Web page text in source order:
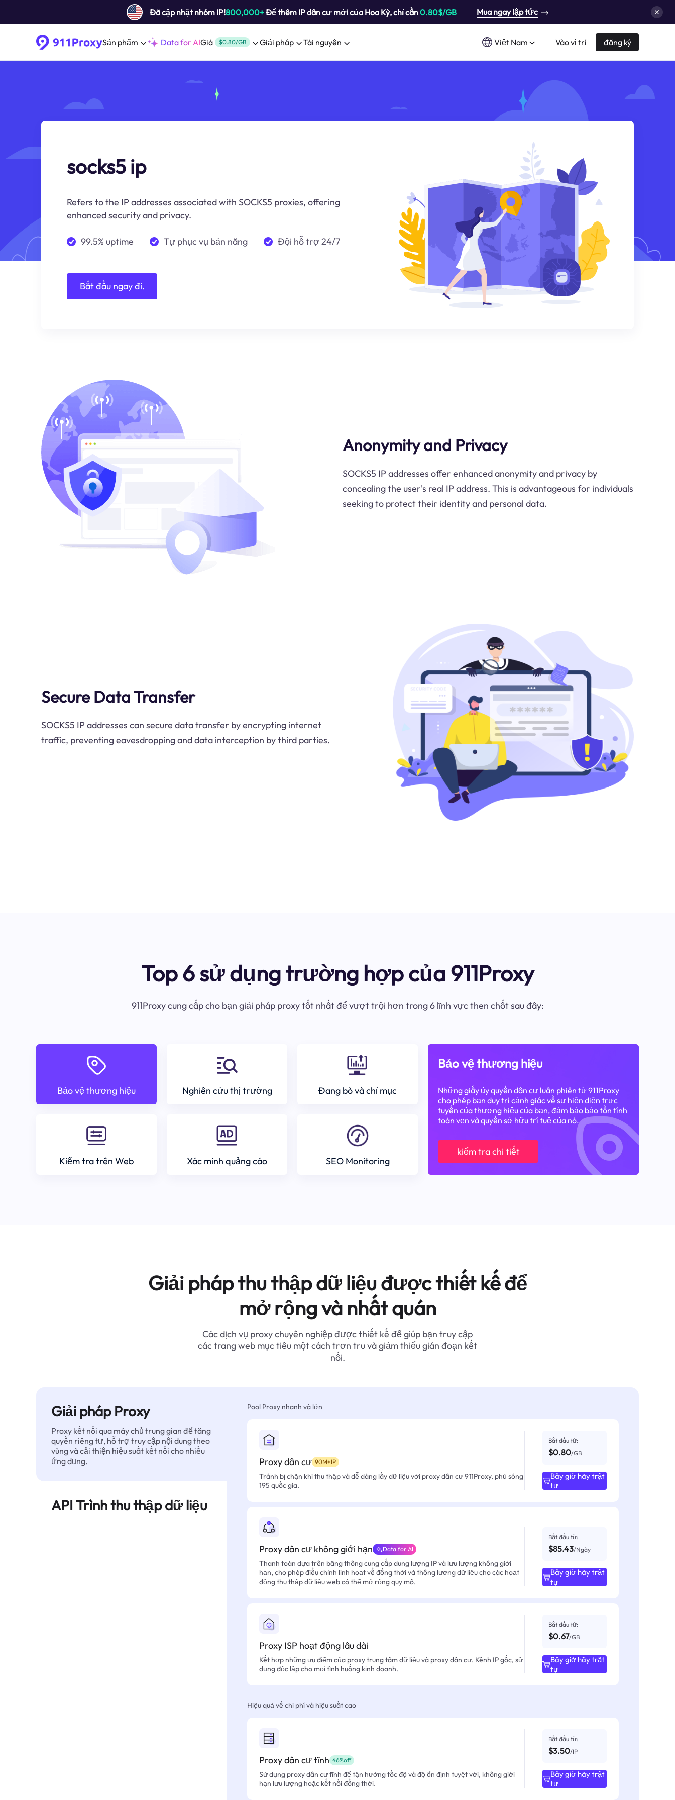
Đã cập nhật nhóm IP!800,000+Để thêm IP dân cư mới của Hoa Kỳ, chỉ cần0.80$/GB Mua ngay lập tức
Sản phẩm Data for AIGiá $0.80/GB Giải pháp Tài nguyên Việt Nam Vào vị trí đăng ký
socks5 ip
Refers to the IP addresses associated with SOCKS5 proxies, offering
enhanced security and privacy.
99.5% uptime Tự phục vụ bản năng Đội hỗ trợ 24/7
Bắt đầu ngay đi.
Anonymity and Privacy
SOCKS5 IP addresses offer enhanced anonymity and privacy by
concealing the user's real IP address. This is advantageous for individuals
seeking to protect their identity and personal data.
Secure Data Transfer
SOCKS5 IP addresses can secure data transfer by encrypting internet
traffic, preventing eavesdropping and data interception by third parties.
Top 6 sử dụng trường hợp của 911Proxy
911Proxy cung cấp cho bạn giải pháp proxy tốt nhất để vượt trội hơn trong 6 lĩnh vực then chốt sau đây:
Bảo vệ thương hiệu Nghiên cứu thị trường Đang bò và chỉ mục
Kiểm tra trên Web Xác minh quảng cáo SEO Monitoring
Bảo vệ thương hiệu
Những giấy ủy quyền dân cư luân phiên từ 911Proxy
cho phép bạn duy trì cảnh giác về sự hiện diện trực
tuyến của thương hiệu của bạn, đảm bảo bảo tồn tính
toàn vẹn và quyền sở hữu trí tuệ của nó.
kiểm tra chi tiết
Giải pháp thu thập dữ liệu được thiết kế để
mở rộng và nhất quán
Các dịch vụ proxy chuyên nghiệp được thiết kế để giúp bạn truy cập
các trang web mục tiêu một cách trơn tru và giảm thiểu gián đoạn kết
nối.
Giải pháp Proxy
Proxy kết nối qua máy chủ trung gian để tăng
quyền riêng tư, hỗ trợ truy cập nội dung theo
vùng và cải thiện hiệu suất kết nối cho nhiều
ứng dụng.
API Trình thu thập dữ liệu
Pool Proxy nhanh và lớn
Proxy dân cư 90M+IP
Tránh bị chặn khi thu thập và dễ dàng lấy dữ liệu với proxy dân cư 911Proxy, phủ sóng
195 quốc gia.
Bắt đầu từ:
$0.80/GB
Bây giờ hãy trật
tự
Proxy dân cư không giới hạn Data for AI
Thanh toán dựa trên băng thông cung cấp dung lượng IP và lưu lượng không giới
hạn, cho phép điều chỉnh linh hoạt về đồng thời và thông lượng dữ liệu cho các hoạt
động thu thập dữ liệu web có thể mở rộng quy mô.
Bắt đầu từ:
$85.43/Ngày
Bây giờ hãy trật
tự
Proxy ISP hoạt động lâu dài
Kết hợp những ưu điểm của proxy trung tâm dữ liệu và proxy dân cư. Kênh IP gốc, sử
dụng độc lập cho mọi tình huống kinh doanh.
Bắt đầu từ:
$0.67/GB
Bây giờ hãy trật
tự
Hiệu quả về chi phí và hiệu suất cao
Proxy dân cư tĩnh 46%off
Sử dụng proxy dân cư tĩnh để tận hưởng tốc độ và độ ổn định tuyệt vời, không giới
hạn lưu lượng hoặc kết nối đồng thời.
Bắt đầu từ:
$3.50/IP
Bây giờ hãy trật
tự